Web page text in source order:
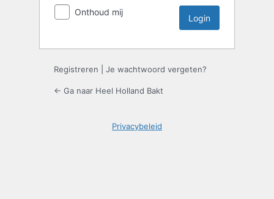
Onthoud mij
Registreren Je wachtwoord vergeten?
← Ga naar Heel Holland Bakt
Privacybeleid